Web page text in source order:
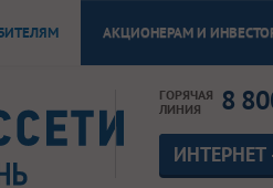
АКЦИОНЕРАМ И
ГОРЯЧАЯ
ЛИНИЯ
8